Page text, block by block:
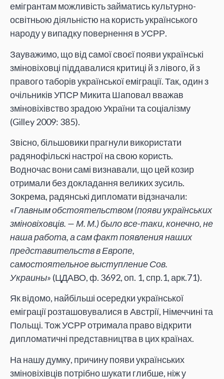
емігрантам можливість займатись культурно-
освітньою діяльністю на користь українського
народу у випадку повернення в УСРР.
Зауважимо, що від самої своєї появи українські
зміновіховці піддавалися критиці й з лівого, й з
правого таборів української еміграції. Так, один з
очільників УПСР Микита Шаповал вважав
зміновіхівство зрадою України та соціалізму
(Gilley 2009: 385).
Звісно, більшовики прагнули використати
радянофільскі настрої на свою користь.
Водночас вони самі визнавали, що цей козир
отримали без докладання великих зусиль.
Зокрема, радянські дипломати відзначали:
«Главным обстоятельством (появи українських
зміновіховців. — М. М.) было все-таки, конечно, не
наша работа, а сам факт появления наших
представительств в Европе,
самостоятельное выступление Сов.
Украины» (ЦДАВО, ф. 3692, оп. 1, спр.1, арк.71).
Як відомо, найбільші осередки української
еміграції розташовувалися в Австрії, Німеччині та
Польщі. Тож УСРР отримала право відкрити
дипломатичні представництва в цих країнах.
На нашу думку, причину появи українських
зміновіхівців потрібно шукати глибше, ніж у